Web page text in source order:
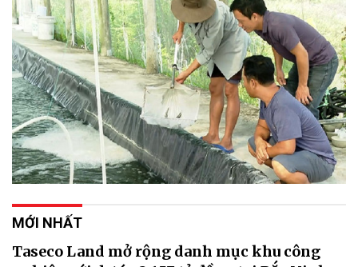
MỚI NHẤT
Taseco Land mở rộng danh mục khu công